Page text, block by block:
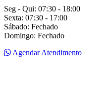
Seg - Qui: 07:30 - 18:00
Sexta: 07:30 - 17:00
Sábado: Fechado
Domingo: Fechado
Agendar Atendimento